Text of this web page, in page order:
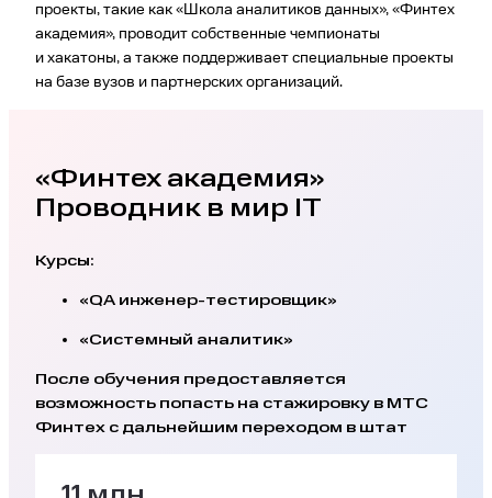
проекты, такие как «Школа аналитиков данных», «Финтех
академия», проводит собственные чемпионаты
и хакатоны, а также поддерживает специальные проекты
на базе вузов и партнерских организаций.
«Финтех академия»
Проводник в мир IT
Курсы:
«QA инженер-тестировщик»
«Системный аналитик»
После обучения предоставляется
возможность попасть на стажировку в МТС
Финтех с дальнейшим переходом в штат